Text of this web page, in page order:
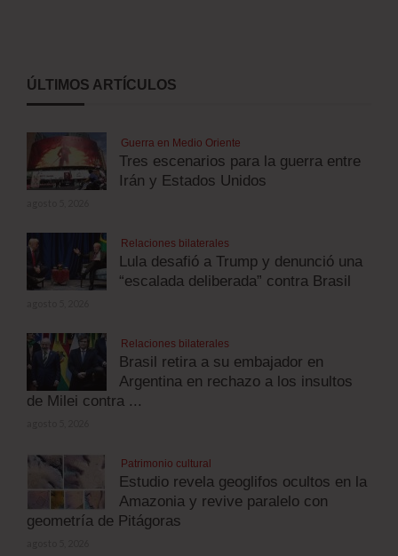
ÚLTIMOS ARTÍCULOS
Guerra en Medio Oriente
Tres escenarios para la guerra entre
Irán y Estados Unidos
Relaciones bilaterales
Lula desafió a Trump y denunció una
“escalada deliberada” contra Brasil
Relaciones bilaterales
Brasil retira a su embajador en
Argentina en rechazo a los insultos
de Milei contra ...
Patrimonio cultural
Estudio revela geoglifos ocultos en la
Amazonia y revive paralelo con
geometría de Pitágoras